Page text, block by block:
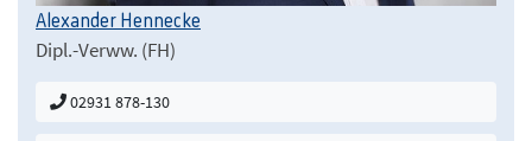
Alexander Hennecke
Dipl.-Verww. (FH)
02931 878-130